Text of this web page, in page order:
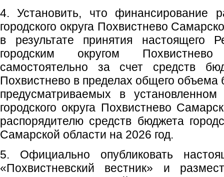
4. Установить, что финансирование
городского округа Похвистнево
в результате принятия настоящего
городским округом
самостоятельно за счет средств
Похвистнево в пределах общего объема
предусматриваемых в
городского округа Похвистнево
распорядителю средств бюджета
Самарской области на 2026 год.
5. Официально опубликовать
«Похвистневский вестник» и